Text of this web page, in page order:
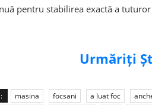
pentru stabilirea exactă a
Urmăriți
masina focsani a luat foc